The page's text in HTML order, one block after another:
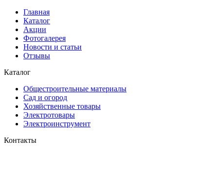
Главная
Каталог
Акции
Фотогалерея
Новости и статьи
Отзывы
Каталог
Общестроительные материалы
Сад и огород
Хозяйственные товары
Электротовары
Электроинструмент
Контакты